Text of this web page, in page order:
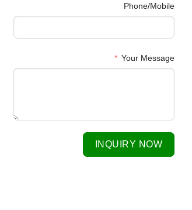
Phone/Mobile
Your Message
INQUIRY NOW